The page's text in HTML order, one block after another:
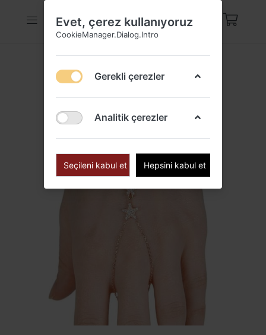
Evet, çerez kullanıyoruz
CookieManager.Dialog.Intro
Gerekli çerezler
Analitik çerezler
Seçileni kabul et Hepsini kabul et